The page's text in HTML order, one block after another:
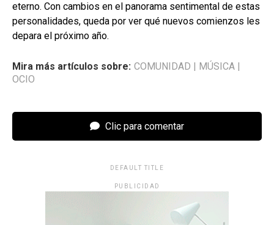
eterno. Con cambios en el panorama sentimental de estas
personalidades, queda por ver qué nuevos comienzos les
depara el próximo año.
Mira más artículos sobre: COMUNIDAD MÚSICA
OCIO
Clic para comentar
DEFAULT TITLE
PUBLICIDAD